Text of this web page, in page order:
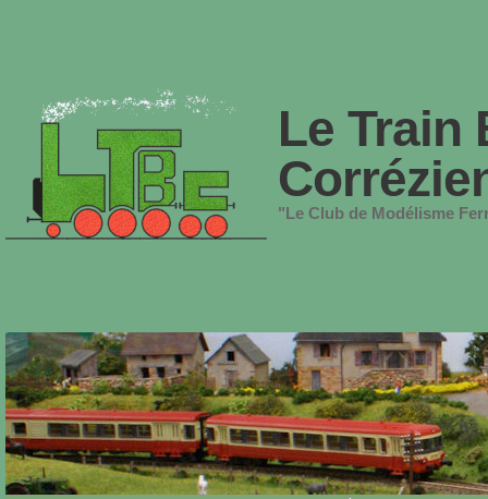
Le Train
"Le Club de Modélisme